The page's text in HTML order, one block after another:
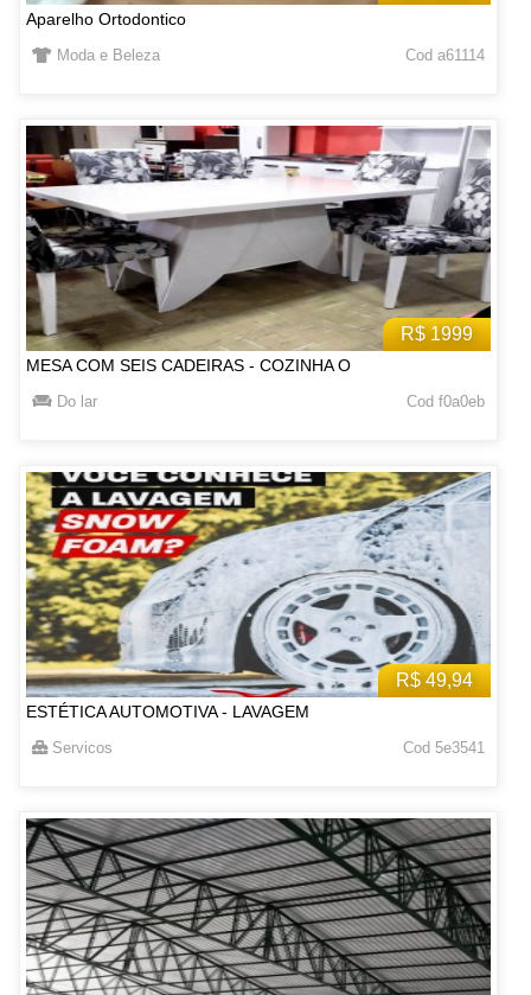
Aparelho Ortodontico
Moda e Beleza Cod a61114
R$ 1999
MESA COM SEIS CADEIRAS - COZINHA O
Do lar Cod f0a0eb
R$ 49,94
ESTÉTICA AUTOMOTIVA - LAVAGEM
Servicos Cod 5e3541